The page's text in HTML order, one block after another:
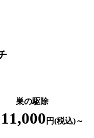
巣の駆除
11,000 円(税込)～